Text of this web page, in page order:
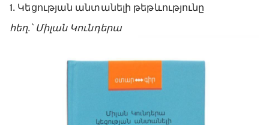
1․ Կեցության անտանելի թեթևությունը
հեղ.՝ Միլան Կունդերա